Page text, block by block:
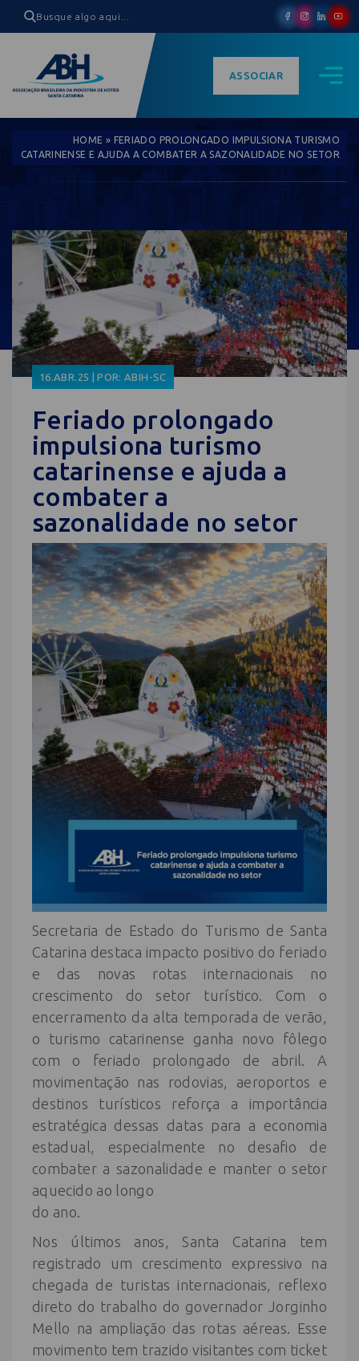
ASSOCIAR
HOME » FERIADO PROLONGADO IMPULSIONA TURISMO
CATARINENSE E AJUDA A COMBATER A SAZONALIDADE NO SETOR
16.ABR.25 | POR: ABIH-SC
Feriado prolongado
impulsiona turismo
catarinense e ajuda a
combater a
sazonalidade no setor
Secretaria de Estado do Turismo de Santa
Catarina destaca impacto positivo do feriado
e das novas rotas internacionais no
crescimento do setor turístico. Com o
encerramento da alta temporada de verão,
o turismo catarinense ganha novo fôlego
com o feriado prolongado de abril. A
movimentação nas rodovias, aeroportos e
destinos turísticos reforça a importância
estratégica dessas datas para a economia
estadual, especialmente no desafio de
combater a sazonalidade e manter o setor
aquecido ao longo
do ano.
Nos últimos anos, Santa Catarina tem
registrado um crescimento expressivo na
chegada de turistas internacionais, reflexo
direto do trabalho do governador Jorginho
Mello na ampliação das rotas aéreas. Esse
movimento tem trazido visitantes com ticket